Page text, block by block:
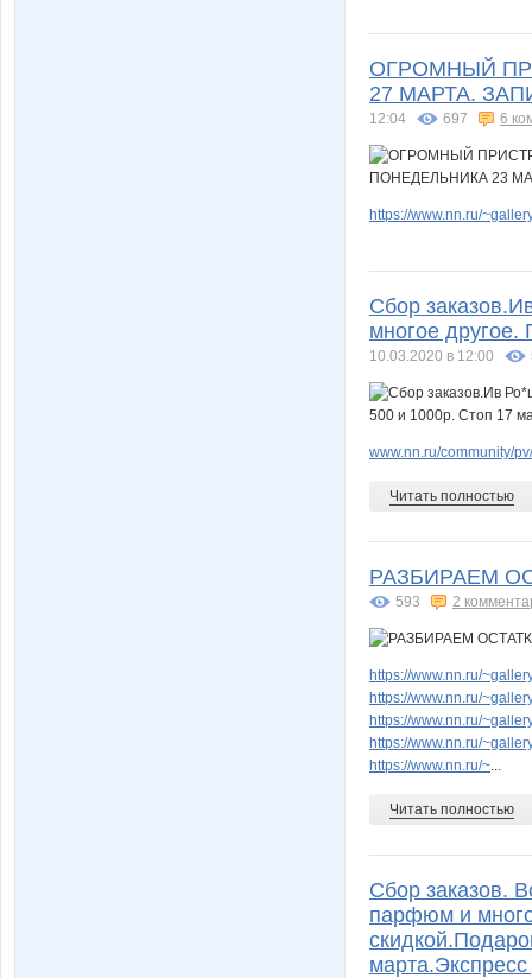
ОГРОМНЫЙ
27 МАРТА.
12:04 697 6
https://www.nn.ru/
Сбор
многое другое.
10.03.2020 в 12:00
www.nn.ru/community/
Читать полностью
РАЗБИРАЕМ
593 2
https://www.nn.ru/
https://www.nn.ru/
https://www.nn.ru/
https://www.nn.ru/
https://www.nn.ru/~
Читать полностью
Сбор заказов.
парфюм и